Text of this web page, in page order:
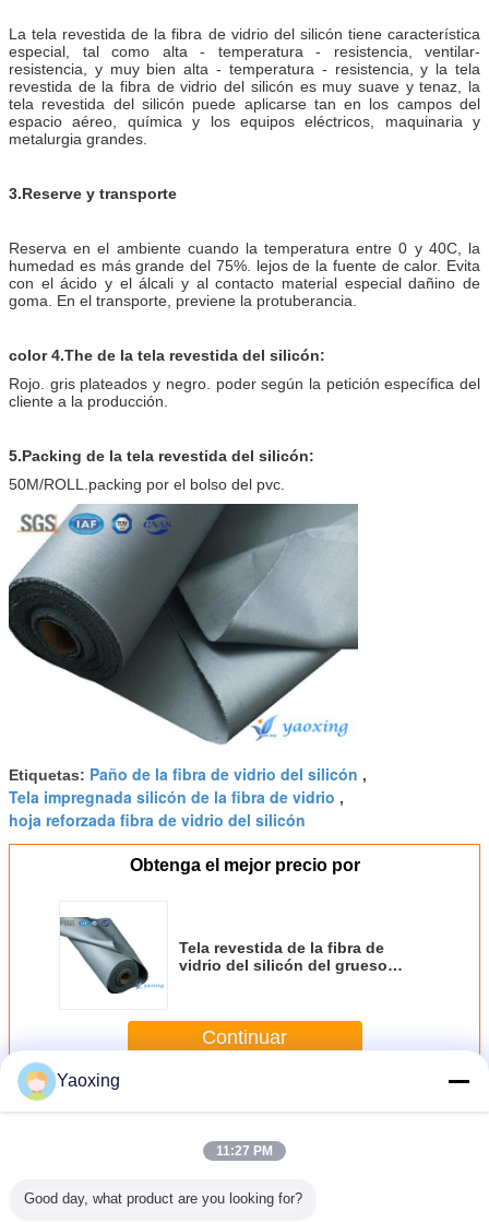
La tela revestida de la fibra de vidrio del silicón tiene característica
especial, tal como alta - temperatura - resistencia, ventilar-
resistencia, y muy bien alta - temperatura - resistencia, y la tela
revestida de la fibra de vidrio del silicón es muy suave y tenaz, la
tela revestida del silicón puede aplicarse tan en los campos del
espacio aéreo, química y los equipos eléctricos, maquinaria y
metalurgia grandes.
3.Reserve y transporte
Reserva en el ambiente cuando la temperatura entre 0 y 40C, la
humedad es más grande del 75%. lejos de la fuente de calor. Evita
con el ácido y el álcali y al contacto material especial dañino de
goma. En el transporte, previene la protuberancia.
color 4.The de la tela revestida del silicón:
Rojo. gris plateados y negro. poder según la petición específica del
cliente a la producción.
5.Packing de la tela revestida del silicón:
50M/ROLL.packing por el bolso del pvc.
Etiquetas: Paño de la fibra de vidrio del silicón ,
Tela impregnada silicón de la fibra de vidrio ,
hoja reforzada fibra de vidrio del silicón
Obtenga el mejor precio por
Tela revestida de la fibra de
vidrio del silicón del grueso
Continuar
MásTela revestida de la fibra de vidrio del silicón
Yaoxing
11:27 PM
Good day, what product are you looking for?